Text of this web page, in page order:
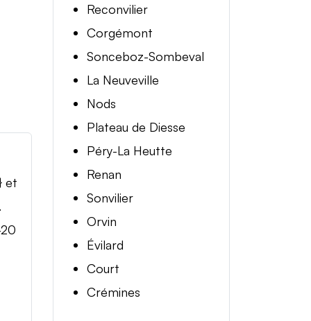
et
Reconvilier
Corgémont
Sonceboz-Sombeval
La Neuveville
Nods
Plateau de Diesse
Péry-La Heutte
Renan
Sonvilier
Orvin
Évilard
Court
Crémines